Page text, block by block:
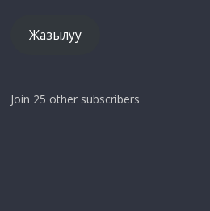
Жазылуу
Join 25 other subscribers